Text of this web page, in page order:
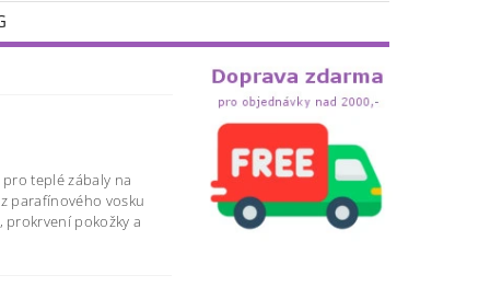
teplé zábaly na
parafínového vosku
pokožky a